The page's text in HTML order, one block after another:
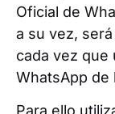
Oficial de
a su vez,
cada vez que
WhatsApp de